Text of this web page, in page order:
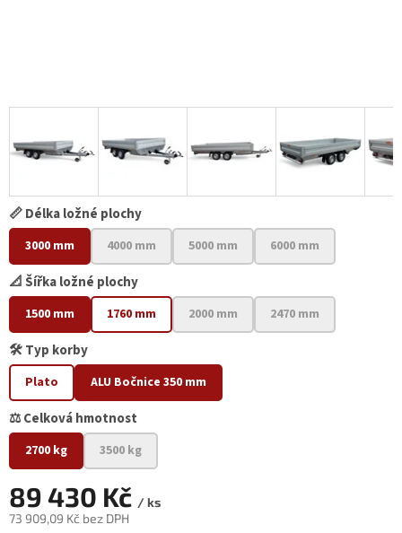
📏 Délka ložné plochy
3000 mm 4000 mm 5000 mm 6000 mm
📐 Šířka ložné plochy
1500 mm 1760 mm 2000 mm 2470 mm
🛠️ Typ korby
Plato ALU Bočnice 350 mm
⚖️ Celková hmotnost
2700 kg 3500 kg
89 430 Kč / ks
73 909,09 Kč bez DPH